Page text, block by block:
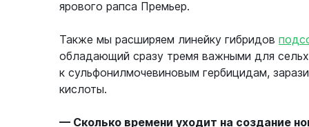
ярового рапса Премьер.
Также мы расширяем линейку гибридов
обладающий сразу тремя важными для
к сульфонилмочевиновым гербицидам,
кислоты.
— Сколько времени уходит на создание